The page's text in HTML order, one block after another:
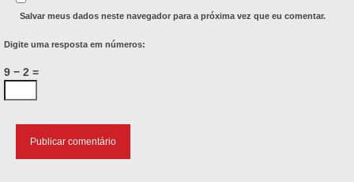
Salvar meus dados neste navegador para a próxima vez que eu comentar.
Digite uma resposta em números:
9 − 2 =